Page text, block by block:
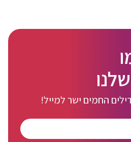
החמים ישר למייל!